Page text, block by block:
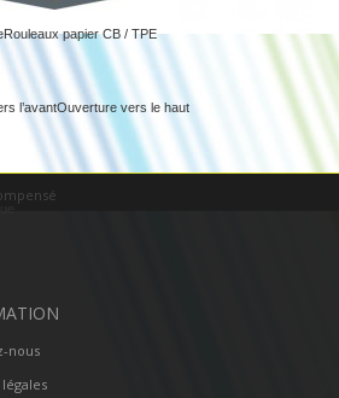
Rouleaux papier CB / TPE
l’avantOuverture vers le haut
nous